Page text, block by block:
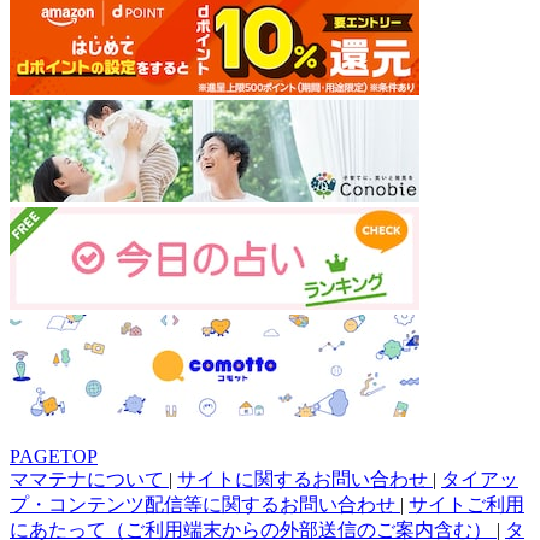
PAGETOP
ママテナについて | サイトに関するお問い合わせ | タイアッ
プ・コンテンツ配信等に関するお問い合わせ | サイトご利用
にあたって（ご利用端末からの外部送信のご案内含む） | タ